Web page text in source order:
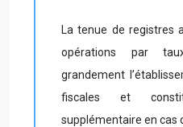
La tenue de registres
opérations par
grandement
fiscales et
supplémentaire en cas